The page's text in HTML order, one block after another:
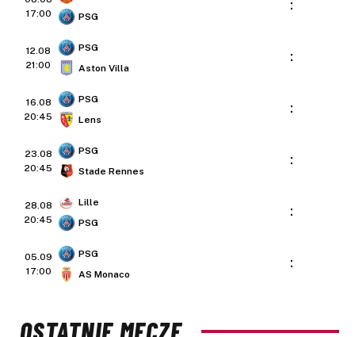
17:00
PSG
:
12.08
21:00
PSG
Aston Villa
:
16.08
20:45
PSG
Lens
:
23.08
20:45
PSG
Stade Rennes
:
28.08
20:45
Lille
PSG
:
05.09
17:00
PSG
AS Monaco
:
OSTATNIE MECZE